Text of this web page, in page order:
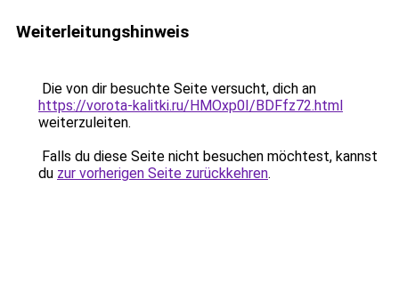
Weiterleitungshinweis
Die von dir besuchte Seite versucht, dich an
https://vorota-kalitki.ru/HMOxp0I/BDFfz72.html
weiterzuleiten.
Falls du diese Seite nicht besuchen möchtest, kannst
du zur vorherigen Seite zurückkehren.